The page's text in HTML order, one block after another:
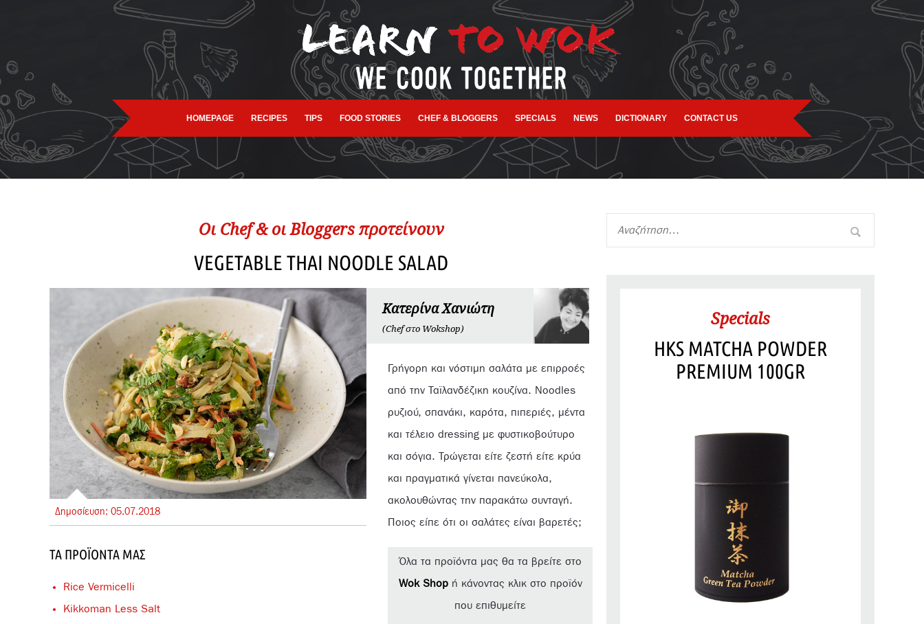
HOMEPAGE RECIPES TIPS FOOD STORIES CHEF & BLOGGERS SPECIALS NEWS DICTIONARY CONTACT US
Oι Chef & οι Βloggers προτείνουν
VEGETABLE THAI NOODLE SALAD
Δημοσίευση: 05.07.2018
Κατερίνα Χανιώτη
(Chef στο Wokshop)
Γρήγορη και νόστιμη σαλάτα με επιρροές
από την Ταϊλανδέζικη κουζίνα. Noodles
ρυζιού, σπανάκι, καρότα, πιπεριές, μέντα
και τέλειο dressing με φυστικοβούτυρο
και σόγια. Τρώγεται είτε ζεστή είτε κρύα
και πραγματικά γίνεται πανεύκολα,
ακολουθώντας την παρακάτω συνταγή.
Ποιος είπε ότι οι σαλάτες είναι βαρετές;
ΤΑ ΠΡΟΪΌΝΤΑ ΜΑΣ
Rice Vermicelli
Kikkoman Less Salt
Όλα τα προϊόντα μας θα τα βρείτε στο
Wok Shopή κάνοντας κλικ στο προϊόν
που επιθυμείτε
Specials
HKS MATCHA POWDER
PREMIUM 100GR